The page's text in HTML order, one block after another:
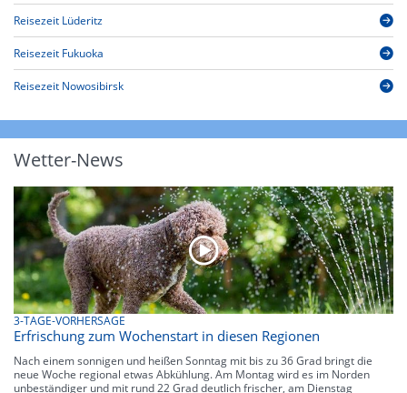
Reisezeit Lüderitz
Reisezeit Fukuoka
Reisezeit Nowosibirsk
Wetter-News
3-TAGE-VORHERSAGE
Erfrischung zum Wochenstart in diesen Regionen
Nach einem sonnigen und heißen Sonntag mit bis zu 36 Grad bringt die
neue Woche regional etwas Abkühlung. Am Montag wird es im Norden
unbeständiger und mit rund 22 Grad deutlich frischer, am Dienstag